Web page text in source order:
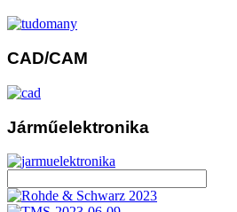
CAD/CAM
Járműelektronika